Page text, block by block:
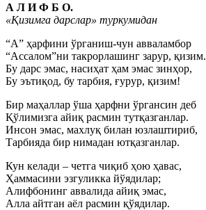
А Л И Ф Б О.
«Қизимга дарслар» туркумидан
“А” ҳарфини ўрганиш-чун авваламбор
“Ассалом”ни такрорлашинг зарур, қизим.
Бу дарс эмас, насиҳат ҳам эмас зинҳор,
Бу эътиқод, бу тарбия, ғурур, қизим!
Бир маҳаллар ўша ҳарфни ўргансин деб
Қўлимизга айиқ расмин тутқазганлар.
Инсон эмас, махлуқ билан юзлаштириб,
Тарбияда бир нимадан ютқазганлар.
Кун келади – четга чиқиб ҳою ҳавас,
Ҳаммасини эзгуликка йўядилар;
Алифбонинг аввалида айиқ эмас,
Алла айтган аёл расмин қўядилар.